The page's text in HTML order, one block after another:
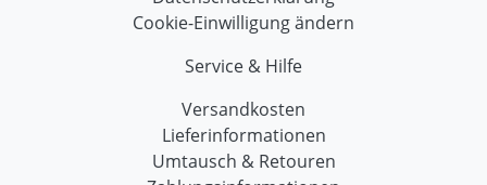
Cookie-Einwilligung ändern
Service & Hilfe
Versandkosten
Lieferinformationen
Umtausch & Retouren